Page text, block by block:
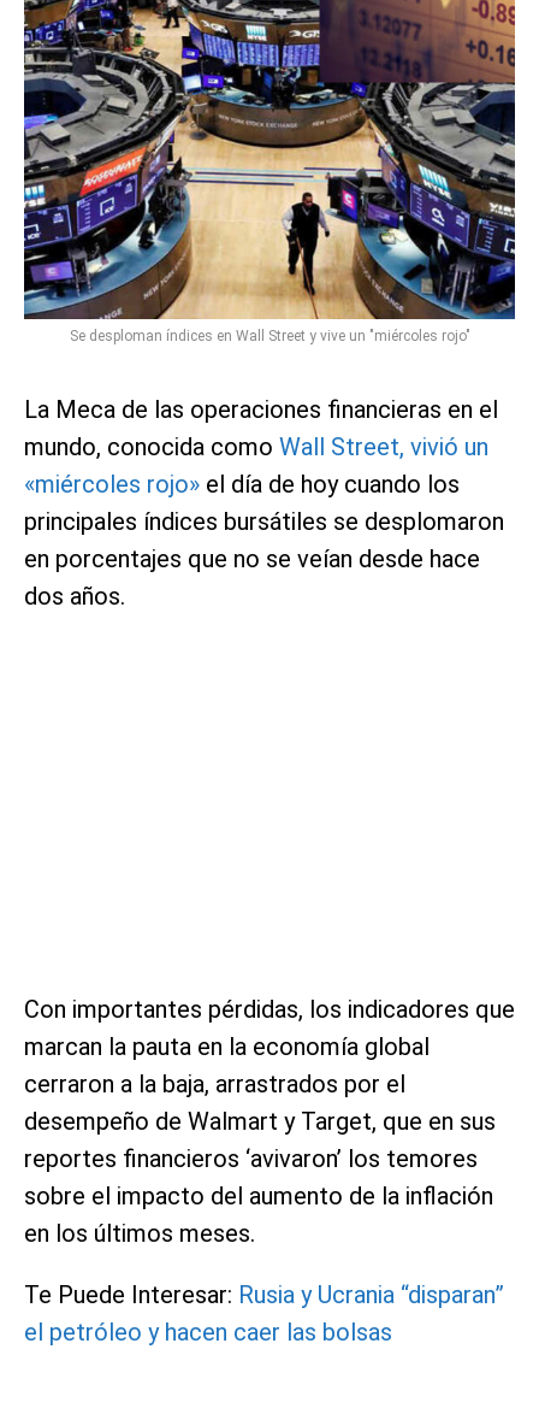
Se desploman índices en Wall Street y vive un "miércoles rojo"
La Meca de las operaciones financieras en el
mundo, conocida como Wall Street, vivió un
«miércoles rojo» el día de hoy cuando los
principales índices bursátiles se desplomaron
en porcentajes que no se veían desde hace
dos años.
Con importantes pérdidas, los indicadores que
marcan la pauta en la economía global
cerraron a la baja, arrastrados por el
desempeño de Walmart y Target, que en sus
reportes financieros ‘avivaron’ los temores
sobre el impacto del aumento de la inflación
en los últimos meses.
Te Puede Interesar: Rusia y Ucrania “disparan”
el petróleo y hacen caer las bolsas